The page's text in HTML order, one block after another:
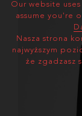
Our website
assume you're
Nasza strona
najwyższym
że zgadzasz